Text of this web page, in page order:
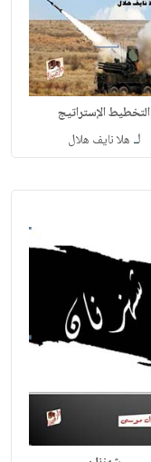
التخطيط الإستراتيج
لـ هلا نايف هلال